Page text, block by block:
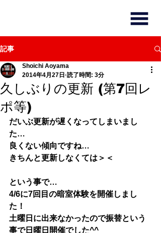
記事
久しぶりの更新 (第7回レ
ポ等)
Shoichi Aoyama
2014年4月27日 読了時間: 3分
だいぶ更新が遅くなってしまいまし
た…
良くない傾向ですね…
きちんと更新しなくては＞＜
という事で…
4/6に7回目の暗室体験を開催しまし
た！
土曜日に出来なかったので振替という
事で日曜日開催でした^^